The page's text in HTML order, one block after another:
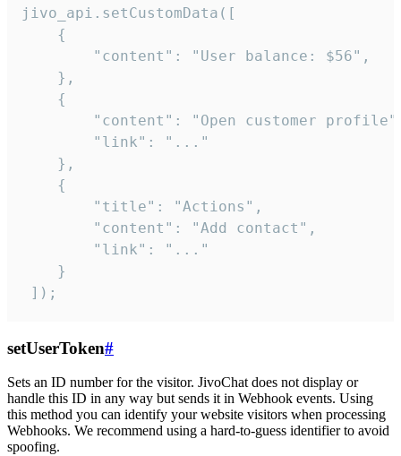
jivo_api.setCustomData([
    {
        "content": "User balance: $56",
    },
    {
"content": "Open customer
        "link": "..."
    },
    {
        "title": "Actions",
        "content": "Add contact",
        "link": "..."
    }
]);
setUserToken#
Sets an ID number for the visitor. JivoChat does not display or
handle this ID in any way but sends it in Webhook events. Using
this method you can identify your website visitors when processing
Webhooks. We recommend using a hard-to-guess identifier to avoid
spoofing.